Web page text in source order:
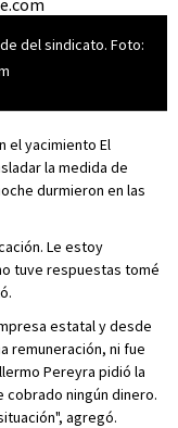
del sindicato. Foto:
el yacimiento El
la medida de
durmieron en las
Le estoy
tuve respuestas tomé
estatal y desde
remuneración, ni fue
Pereyra pidió la
cobrado ningún dinero.
agregó.